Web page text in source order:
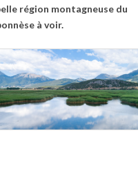
région montagneuse du
à voir.